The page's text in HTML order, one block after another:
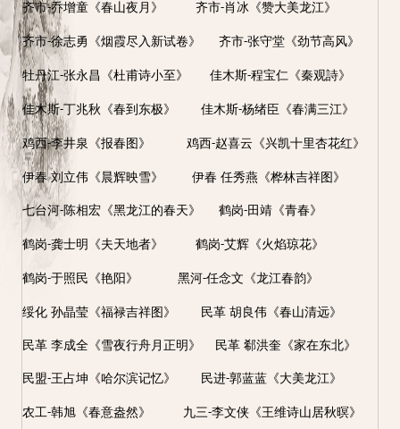
齐市-乔增童《春山夜月》 齐市-肖冰《赞大美龙江》
齐市-徐志勇《烟霞尽入新试卷》 齐市-张守堂《劲节高风》
牡丹江-张永昌《杜甫诗小至》 佳木斯-程宝仁《秦观詩》
佳木斯-丁兆秋《春到东极》 佳木斯-杨绪臣《春满三江》
鸡西-李井泉《报春图》 鸡西-赵喜云《兴凯十里杏花红》
伊春 刘立伟《晨辉映雪》 伊春 任秀燕《桦林吉祥图》
七台河-陈相宏《黑龙江的春天》 鹤岗-田靖《青春》
鹤岗-龚士明《夫天地者》 鹤岗-艾辉《火焰琼花》
鹤岗-于照民《艳阳》 黑河-任念文《龙江春韵》
绥化 孙晶莹《福禄吉祥图》 民革 胡良伟《春山清远》
民革 李成全《雪夜行舟月正明》 民革 郗洪奎《家在东北》
民盟-王占坤《哈尔滨记忆》 民进-郭蓝蓝《大美龙江》
农工-韩旭《春意盎然》 九三-李文侠《王维诗山居秋暝》